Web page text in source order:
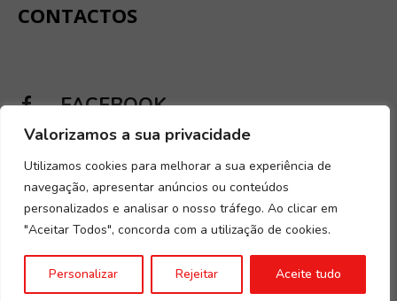
Valorizamos a sua privacidade
Utilizamos cookies para melhorar a sua experiência de
navegação, apresentar anúncios ou conteúdos
personalizados e analisar o nosso tráfego. Ao clicar em
"Aceitar Todos", concorda com a utilização de cookies.
Personalizar Rejeitar Aceite tudo
CONTACTOS
FACEBOOK
INSTAGRAM
Desenvolvido porDigital Spirit.Termos e condições
Política de
Privacidade e Cookies